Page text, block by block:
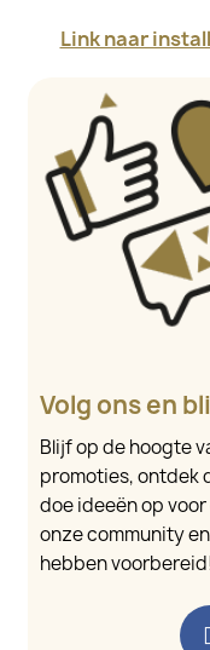
Link naar
Volg ons en
Blijf op de hoogte
promoties, ontdek
doe ideeën op
onze community
hebben voorbereid!